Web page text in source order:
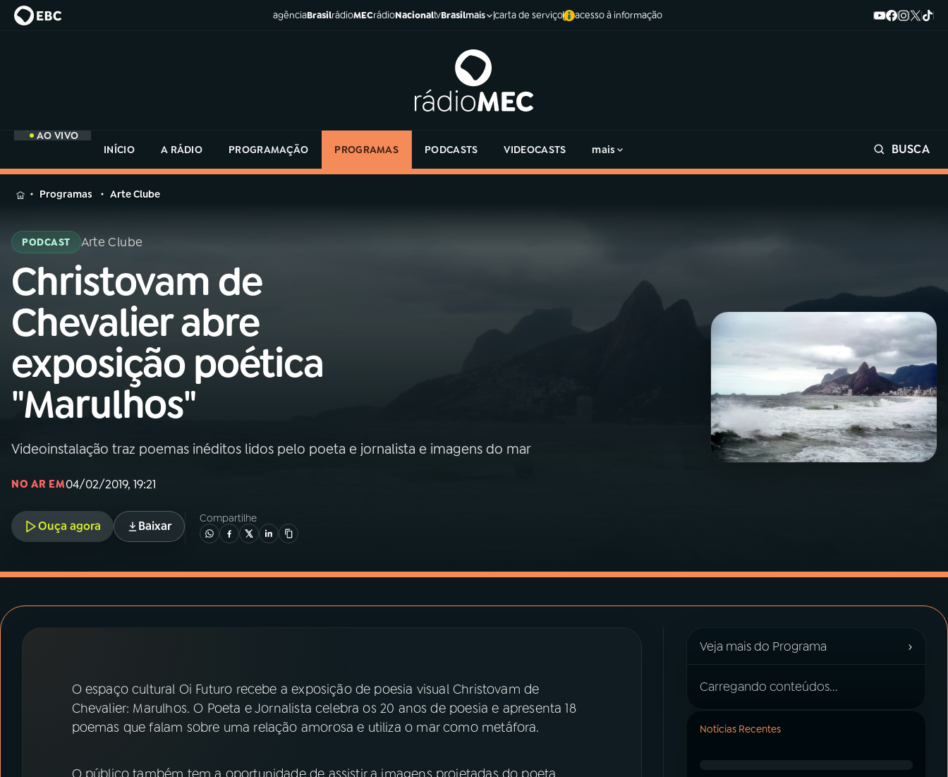
agênciaBrasilrádioMECrádioNacionaltvBrasilmais carta de serviço acesso à informação
AO VIVO
INÍCIO
A RÁDIO PROGRAMAÇÃO PROGRAMAS PODCASTS VIDEOCASTS mais BUSCA
MENU
Buscar
Rádio
MEC
AO VIVO
01INÍCIO
02 A RÁDIO
03PROGRAMAÇÃO
05PODCASTS
PRÊMIO RÁDIO MEC
ACOMPANHE A RÁDIO MEC
na
Rádio
Programas Arte Clube
PODCAST Arte Clube
Christovam de
Chevalier abre
exposição poética
"Marulhos"
Videoinstalação traz poemas inéditos lidos pelo poeta e jornalista e imagens do mar
NO AR EM04/02/2019, 19:21
Ouça agora Baixar
Compartilhe
O espaço cultural Oi Futuro recebe a exposição de poesia visual Christovam de
Chevalier: Marulhos. O Poeta e Jornalista celebra os 20 anos de poesia e apresenta 18
poemas que falam sobre uma relação amorosa e utiliza o mar como metáfora.
Veja mais do Programa ›
Carregando conteúdos...
Notícias Recentes